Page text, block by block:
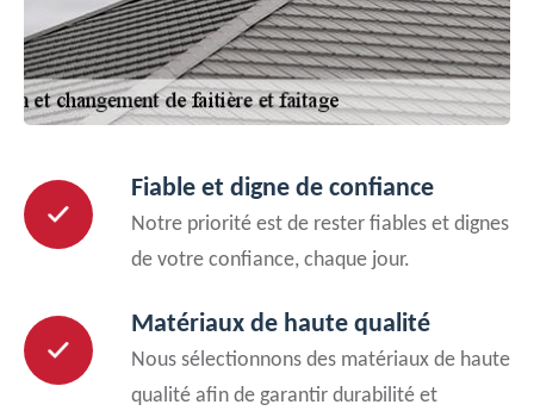
Fiable et digne de confiance
Notre priorité est de rester fiables et dignes
de votre confiance, chaque jour.
Matériaux de haute qualité
Nous sélectionnons des matériaux de haute
qualité afin de garantir durabilité et